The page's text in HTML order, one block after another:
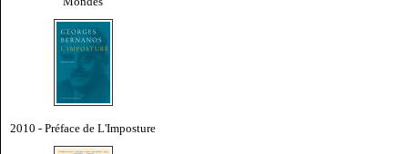
2010 - Préface de L'Imposture